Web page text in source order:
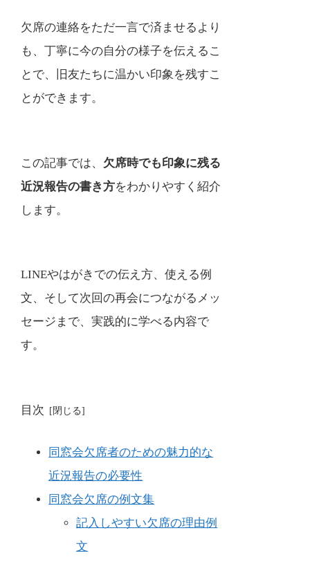
欠席の連絡をただ一言で済ませるより
も、丁寧に今の自分の様子を伝えるこ
とで、旧友たちに温かい印象を残すこ
とができます。
この記事では、 欠席時でも印象に残る
近況報告の書き方をわかりやすく紹介
します。
LINEやはがきでの伝え方、使える例
文、そして次回の再会につながるメッ
セージまで、実践的に学べる内容で
す。
目次
同窓会欠席者のための魅力的な
近況報告の必要性
同窓会欠席の例文集
記入しやすい欠席の理由例
文